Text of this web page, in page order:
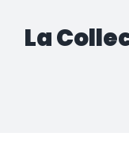
La